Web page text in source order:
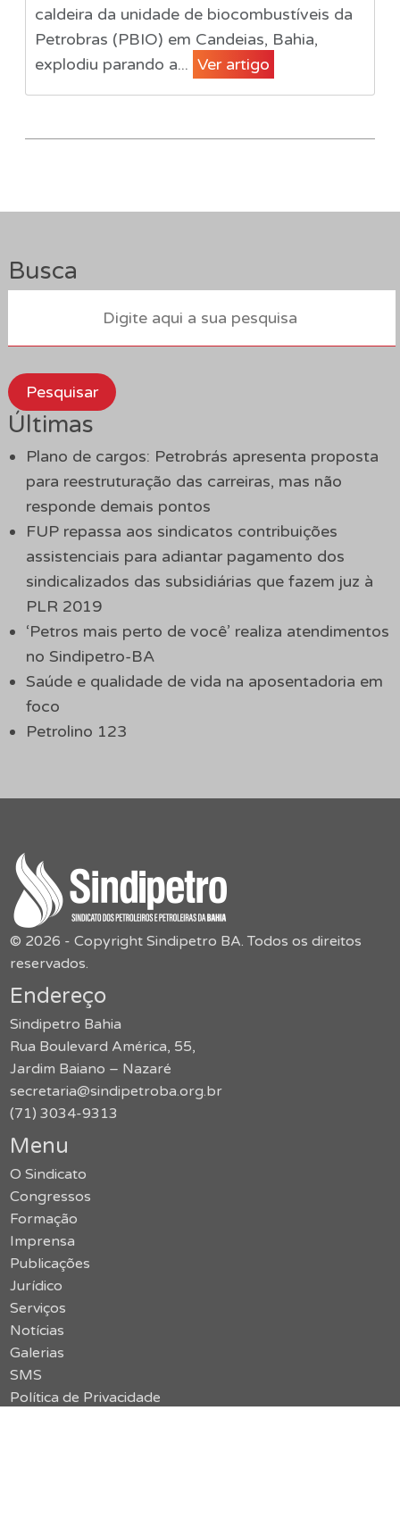
caldeira da unidade de biocombustíveis da
Petrobras (PBIO) em Candeias, Bahia,
explodiu parando a... Ver artigo
Busca
Pesquisar
Últimas
Plano de cargos: Petrobrás apresenta proposta
para reestruturação das carreiras, mas não
responde demais pontos
FUP repassa aos sindicatos contribuições
assistenciais para adiantar pagamento dos
sindicalizados das subsidiárias que fazem juz à
PLR 2019
‘Petros mais perto de você’ realiza atendimentos
no Sindipetro-BA
Saúde e qualidade de vida na aposentadoria em
foco
Petrolino 123
© 2026 - Copyright Sindipetro BA. Todos os direitos
reservados.
Endereço
Sindipetro Bahia
Rua Boulevard América, 55,
Jardim Baiano – Nazaré
secretaria@sindipetroba.org.br
(71) 3034-9313
Menu
O Sindicato
Congressos
Formação
Imprensa
Publicações
Jurídico
Serviços
Notícias
Galerias
SMS
Política de Privacidade